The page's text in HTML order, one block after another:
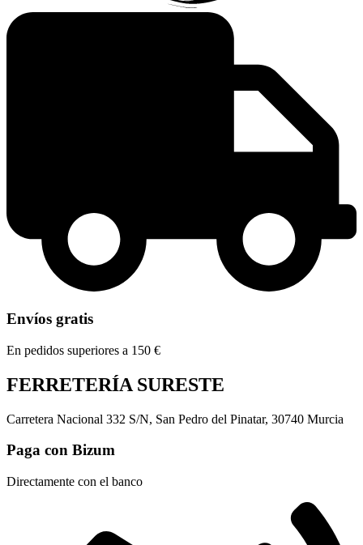
Envíos gratis
En pedidos superiores a 150 €
FERRETERÍA SURESTE
Carretera Nacional 332 S/N, San Pedro del Pinatar, 30740 Murcia
Paga con Bizum
Directamente con el banco